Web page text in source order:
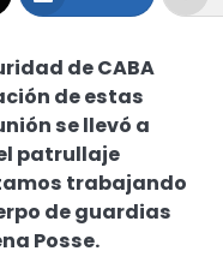
de CABA
de estas
se llevó a
patrullaje
trabajando
de guardias
Posse.